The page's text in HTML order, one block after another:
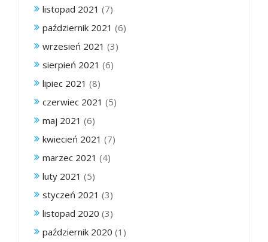
listopad 2021 (7)
październik 2021 (6)
wrzesień 2021 (3)
sierpień 2021 (6)
lipiec 2021 (8)
czerwiec 2021 (5)
maj 2021 (6)
kwiecień 2021 (7)
marzec 2021 (4)
luty 2021 (5)
styczeń 2021 (3)
listopad 2020 (3)
październik 2020 (1)